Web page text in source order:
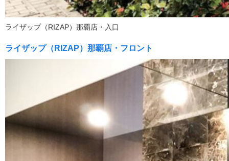
ライザップ（RIZAP）那覇店・入口
ライザップ（RIZAP）那覇店・フロント